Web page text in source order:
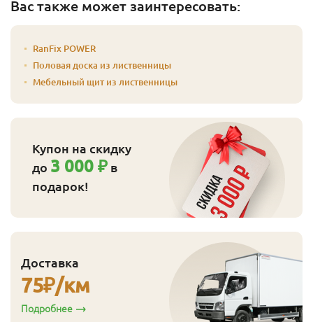
Вас также может заинтересовать:
RanFix POWER
Половая доска из лиственницы
Мебельный щит из лиственницы
Купон на скидку
до 3 000 ₽ в
подарок!
Доставка
75₽/км
Подробнее